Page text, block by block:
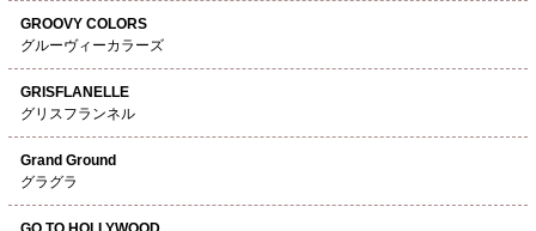
GROOVY COLORS
グルーヴィーカラーズ
GRISFLANELLE
グリスフランネル
Grand Ground
グラグラ